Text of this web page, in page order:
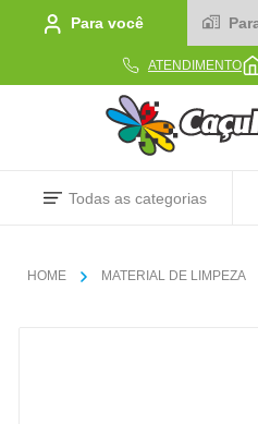
Para você
ATENDIMENTO
Todas as categorias
MATERIAL DE LIMPEZA